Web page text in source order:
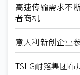
高速传输需求不
者商机
意大利新创企业
TSLG耐落集团